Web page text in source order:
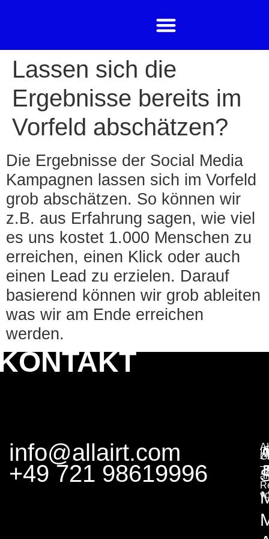
Lassen sich die
Ergebnisse bereits im
Vorfeld abschätzen?
Die Ergebnisse der Social Media
Kampagnen lassen sich im Vorfeld
grob abschätzen. So können wir
z.B. aus Erfahrung sagen, wie viel
es uns kostet 1.000 Menschen zu
erreichen, einen Klick oder auch
einen Lead zu erzielen. Darauf
basierend können wir grob ableiten
was wir am Ende erreichen
werden.
info@allairt.com
+49 721 98619996
–